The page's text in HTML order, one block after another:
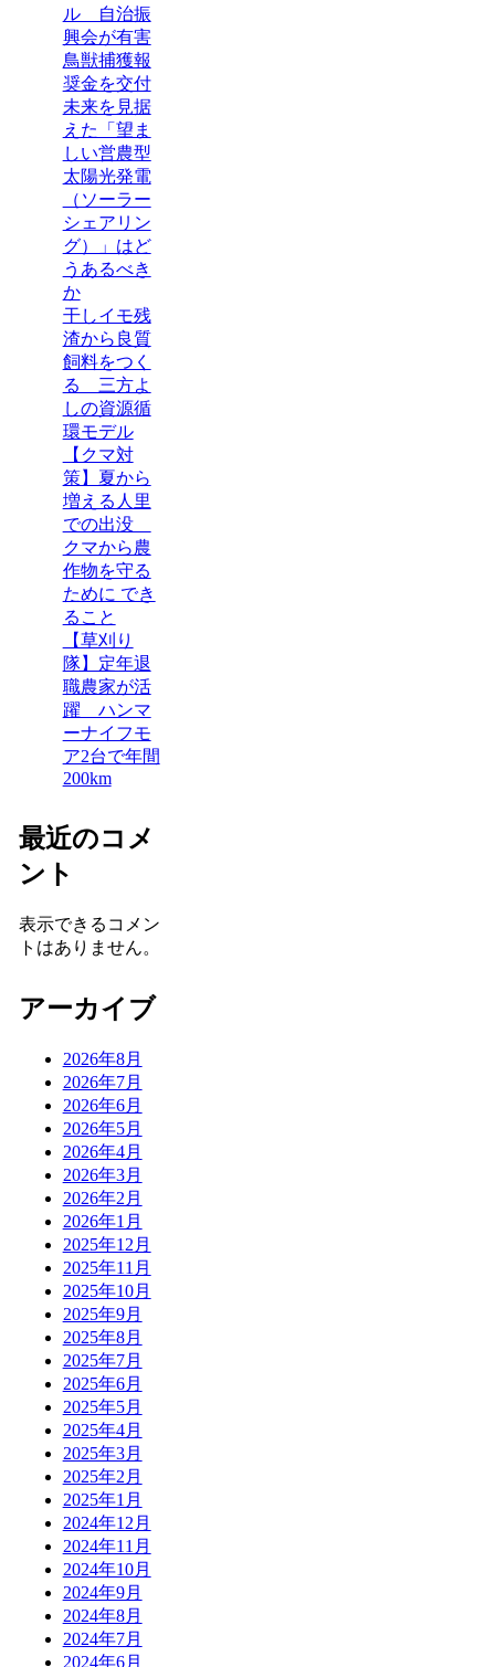
ル 自治振
興会が有害
鳥獣捕獲報
奨金を交付
未来を見据
えた「望ま
しい営農型
太陽光発電
（ソーラー
シェアリン
グ）」はど
うあるべき
か
干しイモ残
渣から良質
飼料をつく
る 三方よ
しの資源循
環モデル
【クマ対
策】夏から
増える人里
での出没
クマから農
作物を守る
ために でき
ること
【草刈り
隊】定年退
職農家が活
躍 ハンマ
ーナイフモ
ア2台で年間
200km
最近のコメ
ント
表示できるコメン
トはありません。
アーカイブ
2026年8月
2026年7月
2026年6月
2026年5月
2026年4月
2026年3月
2026年2月
2026年1月
2025年12月
2025年11月
2025年10月
2025年9月
2025年8月
2025年7月
2025年6月
2025年5月
2025年4月
2025年3月
2025年2月
2025年1月
2024年12月
2024年11月
2024年10月
2024年9月
2024年8月
2024年7月
2024年6月